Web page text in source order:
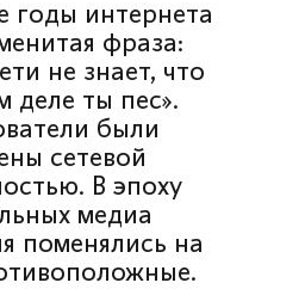
годы интернета
фраза:
не знает, что
деле ты пес».
были
сетевой
В эпоху
медиа
поменялись на